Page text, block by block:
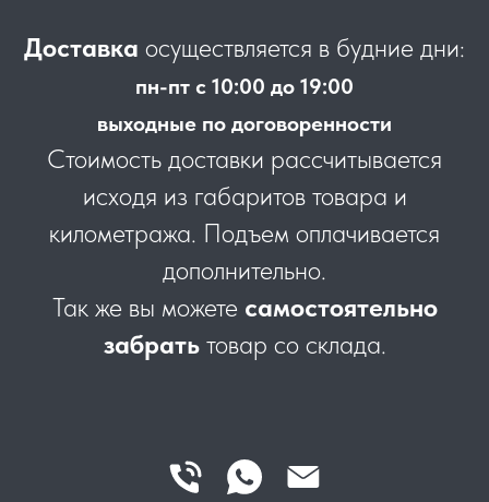
Доставка осуществляется в будние дни:
пн-пт с 10:00 до 19:00
выходные по договоренности
Стоимость доставки рассчитывается
исходя из габаритов товара и
километража. Подъем оплачивается
дополнительно.
Так же вы можете самостоятельно
забратьтовар со склада.